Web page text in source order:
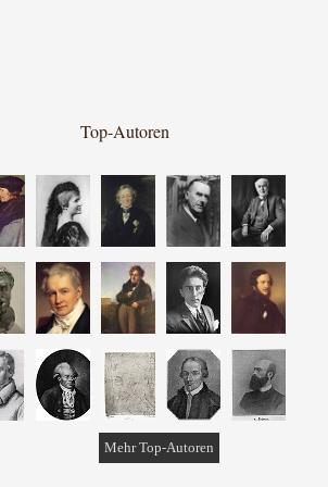
Top-Autoren
Mehr Top-Autoren